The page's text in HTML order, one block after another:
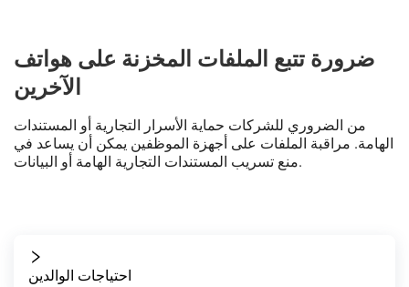
ضرورة تتبع الملفات المخزنة على هواتف
الآخرين
من الضروري للشركات حماية الأسرار التجارية أو المستندات
الهامة. مراقبة الملفات على أجهزة الموظفين يمكن أن يساعد في
منع تسريب المستندات التجارية الهامة أو البيانات.
احتياجات الوالدين